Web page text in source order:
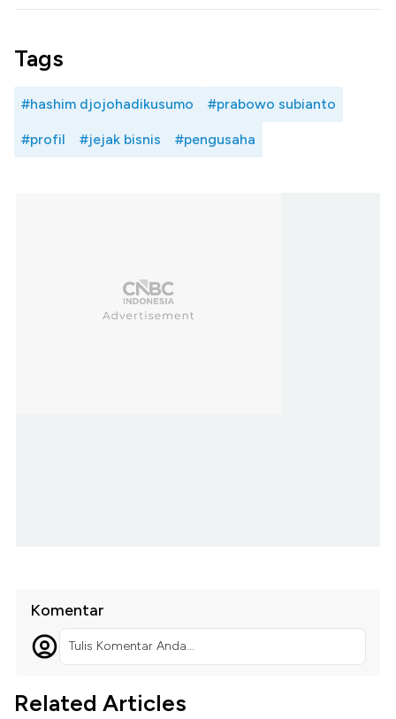
Tags
#hashim djojohadikusumo #prabowo subianto
#profil #jejak bisnis #pengusaha
Komentar
Tulis Komentar Anda...
Related Articles